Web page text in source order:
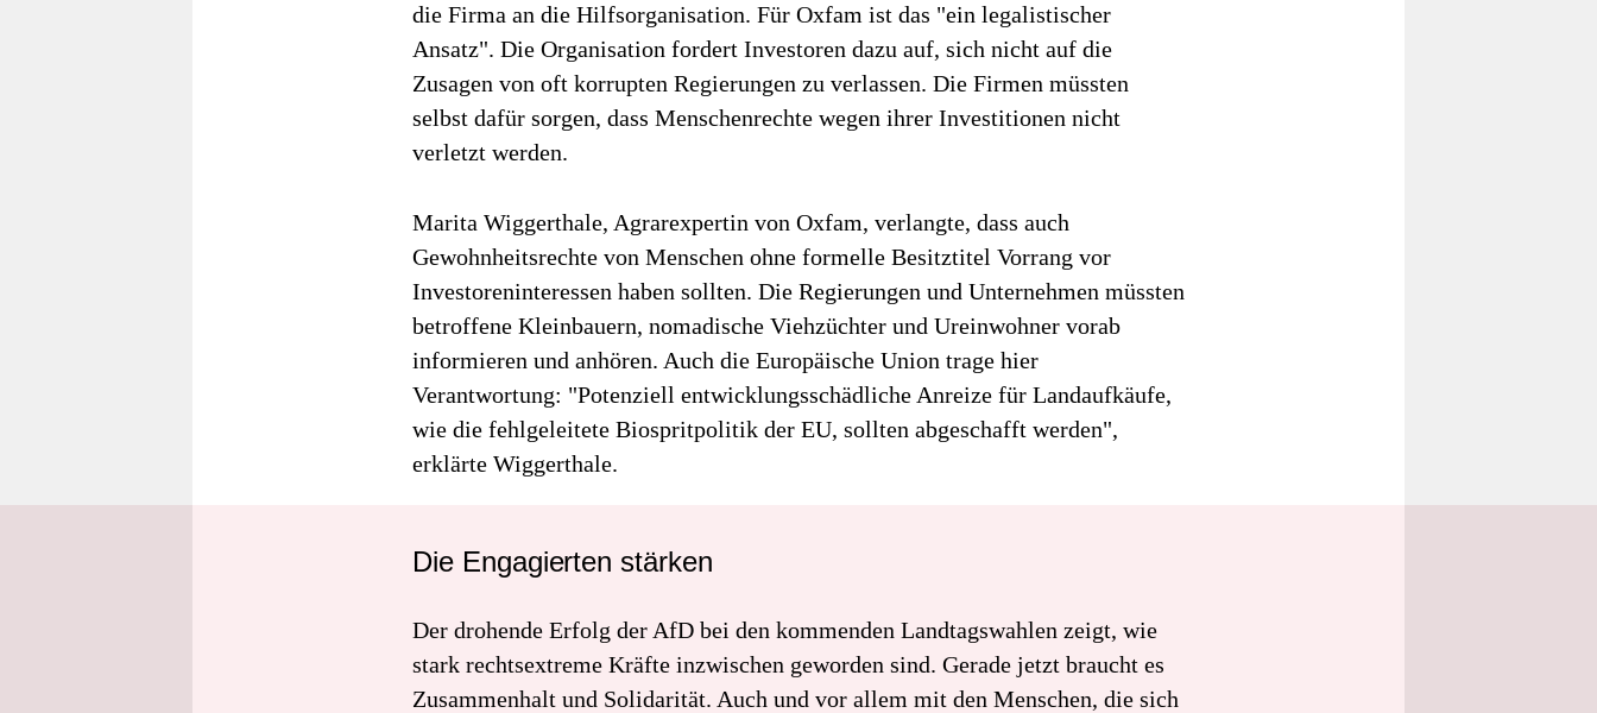
die Firma an die Hilfsorganisation. Für Oxfam ist das "ein legalistischer
Ansatz". Die Organisation fordert Investoren dazu auf, sich nicht auf die
Zusagen von oft korrupten Regierungen zu verlassen. Die Firmen müssten
selbst dafür sorgen, dass Menschenrechte wegen ihrer Investitionen nicht
verletzt werden.
Marita Wiggerthale, Agrarexpertin von Oxfam, verlangte, dass auch
Gewohnheitsrechte von Menschen ohne formelle Besitztitel Vorrang vor
Investoreninteressen haben sollten. Die Regierungen und Unternehmen müssten
betroffene Kleinbauern, nomadische Viehzüchter und Ureinwohner vorab
informieren und anhören. Auch die Europäische Union trage hier
Verantwortung: "Potenziell entwicklungsschädliche Anreize für Landaufkäufe,
wie die fehlgeleitete Biospritpolitik der EU, sollten abgeschafft werden",
erklärte Wiggerthale.
Die Engagierten stärken
Der drohende Erfolg der AfD bei den kommenden Landtagswahlen zeigt, wie
stark rechtsextreme Kräfte inzwischen geworden sind. Gerade jetzt braucht es
Zusammenhalt und Solidarität. Auch und vor allem mit den Menschen, die sich